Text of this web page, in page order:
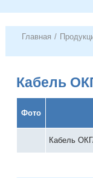
Главная /
Кабель
Фото
Кабель